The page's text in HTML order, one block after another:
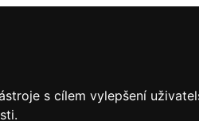
s cílem vylepšení